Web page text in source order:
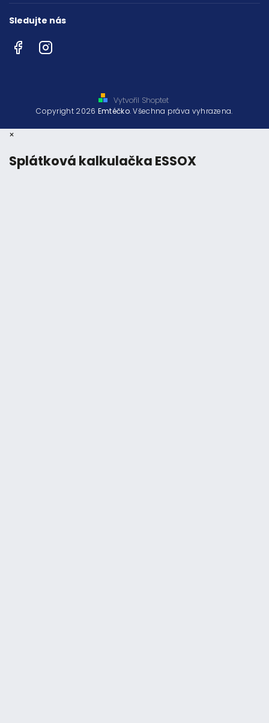
Sledujte nás
FacebookInstagram
Vytvořil Shoptet
Copyright 2026 Emtéčko. Všechna práva vyhrazena.
×
Splátková kalkulačka ESSOX